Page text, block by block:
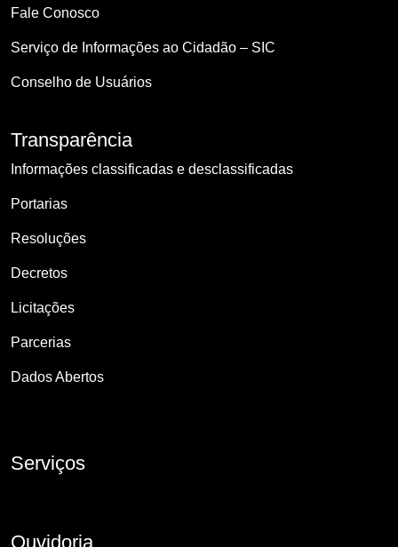
Fale Conosco
Serviço de Informações ao Cidadão – SIC
Conselho de Usuários
Transparência
Informações classificadas e desclassificadas
Portarias
Resoluções
Decretos
Licitações
Parcerias
Dados Abertos
Serviços
Ouvidoria